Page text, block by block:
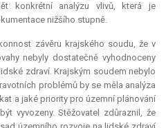
konkrétní analýzu vlivů, která je
nižšího stupně.
závěru krajského soudu, že v
nebyly dostatečně vyhodnoceny
zdraví. Krajským soudem nebylo
problémů by se měla analýza
a jaké priority pro územní plánování
vyvozeny. Stěžovatel zdůraznil, že